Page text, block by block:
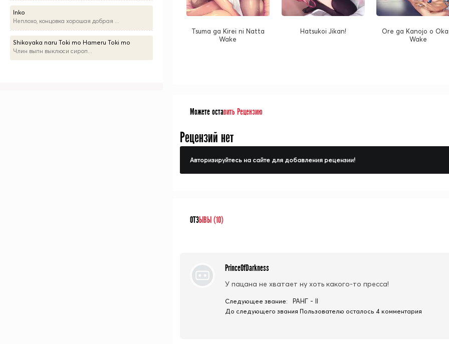
Tsuma ga Kirei ni Natta
Wake
Hatsukoi Jikan!
Ore ga Kanojo o
Wake
Можете оставить Рецензию
Рецензий нет
Авторизируйтесь на сайте для добавления рецензии!
ОТЗЫВЫ (10)
PrinceOfDarkness
У пацана не хватает ну хоть какого-то пресса!
Следующее звание: РАНГ - II
До следующего звания Пользователю осталось 4 комментария
Inko
Неплохо, концовка хорошая добрая ...
Shikoyaka naru Toki mo Hameru Toki mo
Члин выпн выклюси сироп...